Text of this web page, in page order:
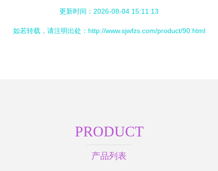
更新时间：2026-08-04 15:11:13
如若转载，请注明出处：http://www.sjwfzs.com/product/90.html
PRODUCT
产品列表